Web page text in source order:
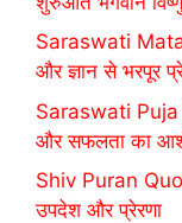
Saraswati Mata
और ज्ञान से भरपूर
Saraswati Puja
और सफलता का
Shiv Puran
उपदेश और प्रेरणा